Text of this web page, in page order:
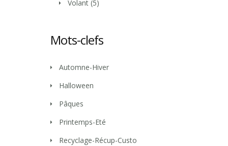
Volant (5)
Mots-clefs
Automne-Hiver
Halloween
Pâques
Printemps-Eté
Recyclage-Récup-Custo